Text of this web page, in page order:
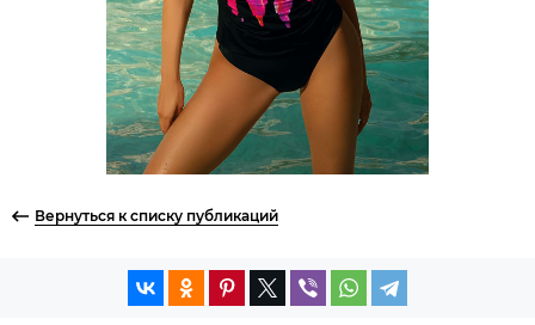
Вернуться к списку публикаций